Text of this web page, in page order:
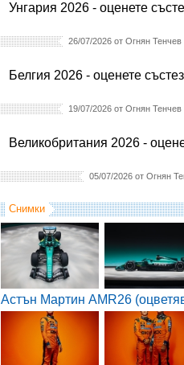
Унгария 2026 - оценете
26/07/2026 от Огнян Тенчев
Белгия 2026 - оценете
19/07/2026 от Огнян Тенчев
Великобритания 2026 -
05/07/2026 от Огнян
Снимки
Астън Мартин AMR26